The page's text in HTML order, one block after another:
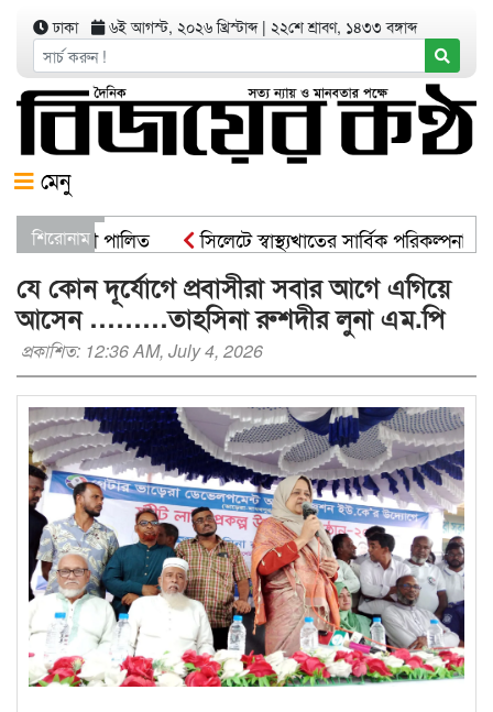
ঢাকা ৬ই আগস্ট, ২০২৬ খ্রিস্টাব্দ| ২২শে শ্রাবণ, ১৪৩৩ বঙ্গাব্দ
মেনু
শিরোনাম
কর্মসূচী পালিত
সিলেটে স্বাস্থ্যখাতের সার্বিক পরিকল্পনা
সিসিকের পাঁচ ওয়ার্ডে এক হাজার গাছের চারা
যে কোন দূর্যোগে প্রবাসীরা সবার আগে এগিয়ে
আসেন ………তাহসিনা রুশদীর লুনা এম.পি
প্রকাশিত: 12:36 AM, July 4, 2026